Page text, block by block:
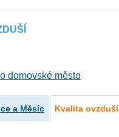
domovské město
a Měsíc Kvalita ovzduší